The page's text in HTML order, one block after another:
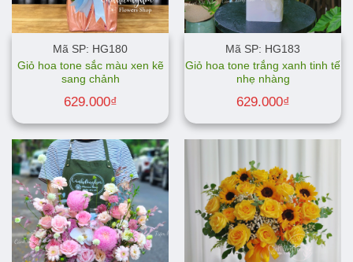
Mã SP: HG180
Giỏ hoa tone sắc màu xen kẽ
sang chảnh
629.000₫
Mã SP: HG183
Giỏ hoa tone trắng xanh tinh tế
nhẹ nhàng
629.000₫